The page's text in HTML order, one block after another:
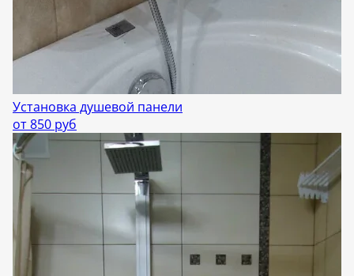
Установка душевой панели
от 850 руб